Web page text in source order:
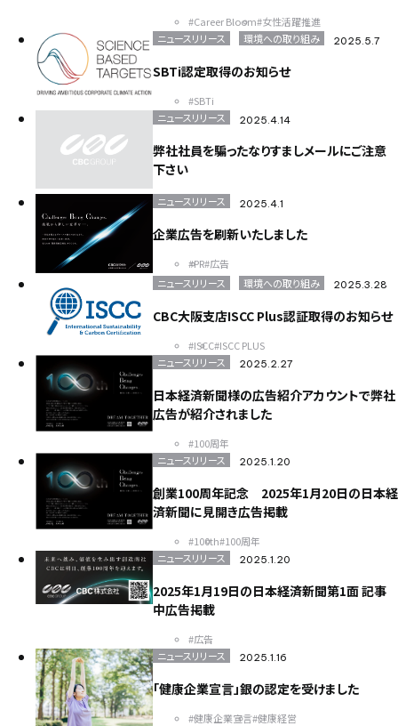
#Career Bloom#女性活躍推進
ニュースリリース
環境への取り組み 2025.5.7
SBTi認定取得のお知らせ
#SBTi
ニュースリリース
2025.4.14
弊社社員を騙ったなりすましメールにご注意
下さい
ニュースリリース 2025.4.1
企業広告を刷新いたしました
#PR#広告
ニュースリリース
環境への取り組み 2025.3.28
CBC大阪支店ISCC Plus認証取得のお知らせ
#ISCC#ISCC PLUS
ニュースリリース
2025.2.27
日本経済新聞様の広告紹介アカウントで弊社
広告が紹介されました
#100周年
ニュースリリース
2025.1.20
創業100周年記念 2025年1月20日の日本経
済新聞に見開き広告掲載
#100th#100周年
ニュースリリース
2025.1.20
2025年1月19日の日本経済新聞第1面 記事
中広告掲載
#広告
ニュースリリース
2025.1.16
「健康企業宣言」銀の認定を受けました
#健康企業宣言#健康経営